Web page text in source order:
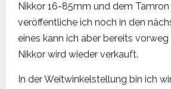
Nikkor 16-85mm und dem
veröffentliche ich noch in den
eines kann ich aber bereits vorweg
Nikkor wird wieder verkauft.
In der Weitwinkelstellung bin ich